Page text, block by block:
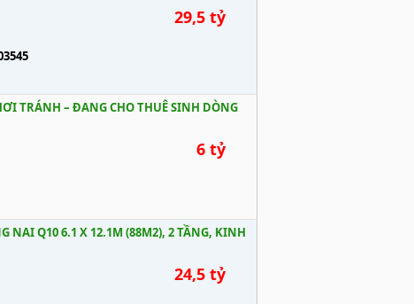
29,5 tỷ
TRÁNH – ĐANG CHO THUÊ SINH DÒNG
6 tỷ
NAI Q10 6.1 X 12.1M (88M2), 2 TẦNG, KINH
24,5 tỷ